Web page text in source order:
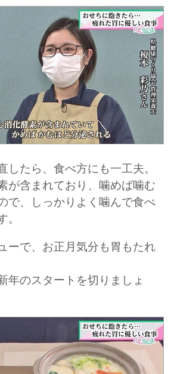
したら、食べ方にも一工夫。
が含まれており、噛めば噛む
で、しっかりよく噛んで食べ
ーで、お正月気分も胃もたれ
年のスタートを切りましょ